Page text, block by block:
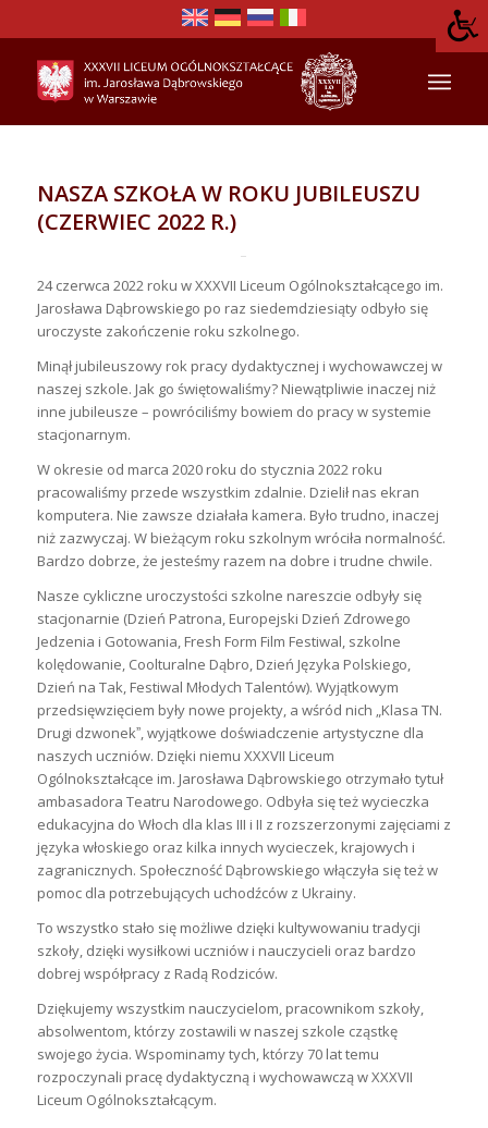
NASZA SZKOŁA W ROKU JUBILEUSZU
(CZERWIEC 2022 R.)
24 czerwca 2022 roku w XXXVII Liceum Ogólnokształcącego im.
Jarosława Dąbrowskiego po raz siedemdziesiąty odbyło się
uroczyste zakończenie roku szkolnego.
Minął jubileuszowy rok pracy dydaktycznej i wychowawczej w
naszej szkole. Jak go świętowaliśmy? Niewątpliwie inaczej niż
inne jubileusze – powróciliśmy bowiem do pracy w systemie
stacjonarnym.
W okresie od marca 2020 roku do stycznia 2022 roku
pracowaliśmy przede wszystkim zdalnie. Dzielił nas ekran
komputera. Nie zawsze działała kamera. Było trudno, inaczej
niż zazwyczaj. W bieżącym roku szkolnym wróciła normalność.
Bardzo dobrze, że jesteśmy razem na dobre i trudne chwile.
Nasze cykliczne uroczystości szkolne nareszcie odbyły się
stacjonarnie (Dzień Patrona, Europejski Dzień Zdrowego
Jedzenia i Gotowania, Fresh Form Film Festiwal, szkolne
kolędowanie, Coolturalne Dąbro, Dzień Języka Polskiego,
Dzień na Tak, Festiwal Młodych Talentów). Wyjątkowym
przedsięwzięciem były nowe projekty, a wśród nich „Klasa TN.
Drugi dzwonekˮ, wyjątkowe doświadczenie artystyczne dla
naszych uczniów. Dzięki niemu XXXVII Liceum
Ogólnokształcące im. Jarosława Dąbrowskiego otrzymało tytuł
ambasadora Teatru Narodowego. Odbyła się też wycieczka
edukacyjna do Włoch dla klas III i II z rozszerzonymi zajęciami z
języka włoskiego oraz kilka innych wycieczek, krajowych i
zagranicznych. Społeczność Dąbrowskiego włączyła się też w
pomoc dla potrzebujących uchodźców z Ukrainy.
To wszystko stało się możliwe dzięki kultywowaniu tradycji
szkoły, dzięki wysiłkowi uczniów i nauczycieli oraz bardzo
dobrej współpracy z Radą Rodziców.
Dziękujemy wszystkim nauczycielom, pracownikom szkoły,
absolwentom, którzy zostawili w naszej szkole cząstkę
swojego życia. Wspominamy tych, którzy 70 lat temu
rozpoczynali pracę dydaktyczną i wychowawczą w XXXVII
Liceum Ogólnokształcącym.